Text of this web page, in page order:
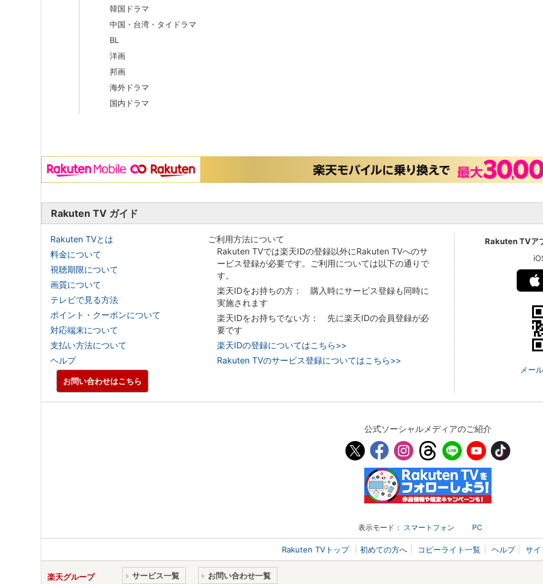
韓国ドラマ
中国・台湾・タイドラマ
BL
洋画
邦画
海外ドラマ
国内ドラマ
Rakuten TV ガイド
Rakuten TVとは
料金について
視聴期限について
画質について
テレビで見る方法
ポイント・クーポンについて
対応端末について
支払い方法について
ヘルプ
ご利用方法について
Rakuten TVでは楽天IDの登録以外にRakuten TVへのサ
ービス登録が必要です。ご利用については以下の通りで
す。
楽天IDをお持ちの方： 購入時にサービス登録も同時に
実施されます
楽天IDをお持ちでない方： 先に楽天IDの会員登録が必
要です
楽天IDの登録についてはこちら>>
Rakuten TVのサービス登録についてはこちら>>
Rakuten TVア
メー
お問い合わせはこちら
公式ソーシャルメディアのご紹介
表示モード： スマートフォン PC
Rakuten TVトップ 初めての方へ コピーライト一覧 ヘルプ サイ
楽天グループ サービス一覧 お問い合わせ一覧